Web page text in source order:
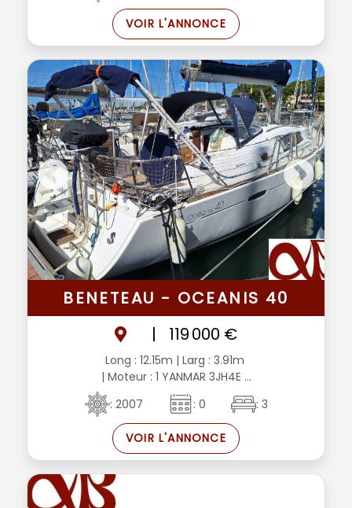
VOIR L'ANNONCE
BENETEAU - OCEANIS 40
|
119 000 €
Long : 12.15m | Larg : 3.91m
| Moteur : 1 YANMAR 3JH4E ...
: 2007
: 0 : 3
VOIR L'ANNONCE